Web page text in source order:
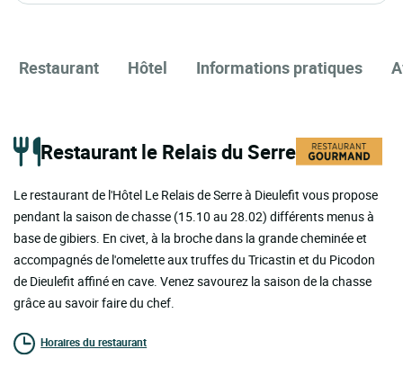
Restaurant Hôtel Informations pratiques
Restaurant le Relais du Serre
Le restaurant de l'Hôtel Le Relais de Serre à Dieulefit vous propose
pendant la saison de chasse (15.10 au 28.02) différents menus à
base de gibiers. En civet, à la broche dans la grande cheminée et
accompagnés de l'omelette aux truffes du Tricastin et du Picodon
de Dieulefit affiné en cave. Venez savourez la saison de la chasse
grâce au savoir faire du chef.
Horaires du restaurant